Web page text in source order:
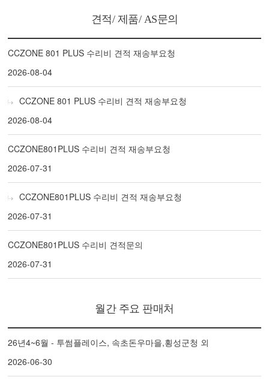
견적/ 제품/ AS문의
CCZONE 801 PLUS 수리비 견적 재송부요청
2026-08-04
CCZONE 801 PLUS 수리비 견적 재송부요청
2026-08-04
CCZONE801PLUS 수리비 견적 재송부요청
2026-07-31
CCZONE801PLUS 수리비 견적 재송부요청
2026-07-31
CCZONE801PLUS 수리비 견적문의
2026-07-31
월간 주요 판매처
26년4~6월 - 투썸플레이스, 속초돈우마을,횡성군청 외
2026-06-30